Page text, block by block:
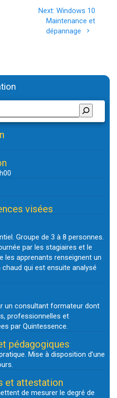
Next: Next
post:
Windows 10
Maintenance et
dépannage
visées
Groupe de 3 à 8 personnes.
par les stagiaires et le
les apprenants renseignent un
qui est ensuite analysé
un consultant formateur dont
professionnelles et
par Quintessence.
pédagogiques
Mise à disposition d’une
et attestation
de mesurer le degré de